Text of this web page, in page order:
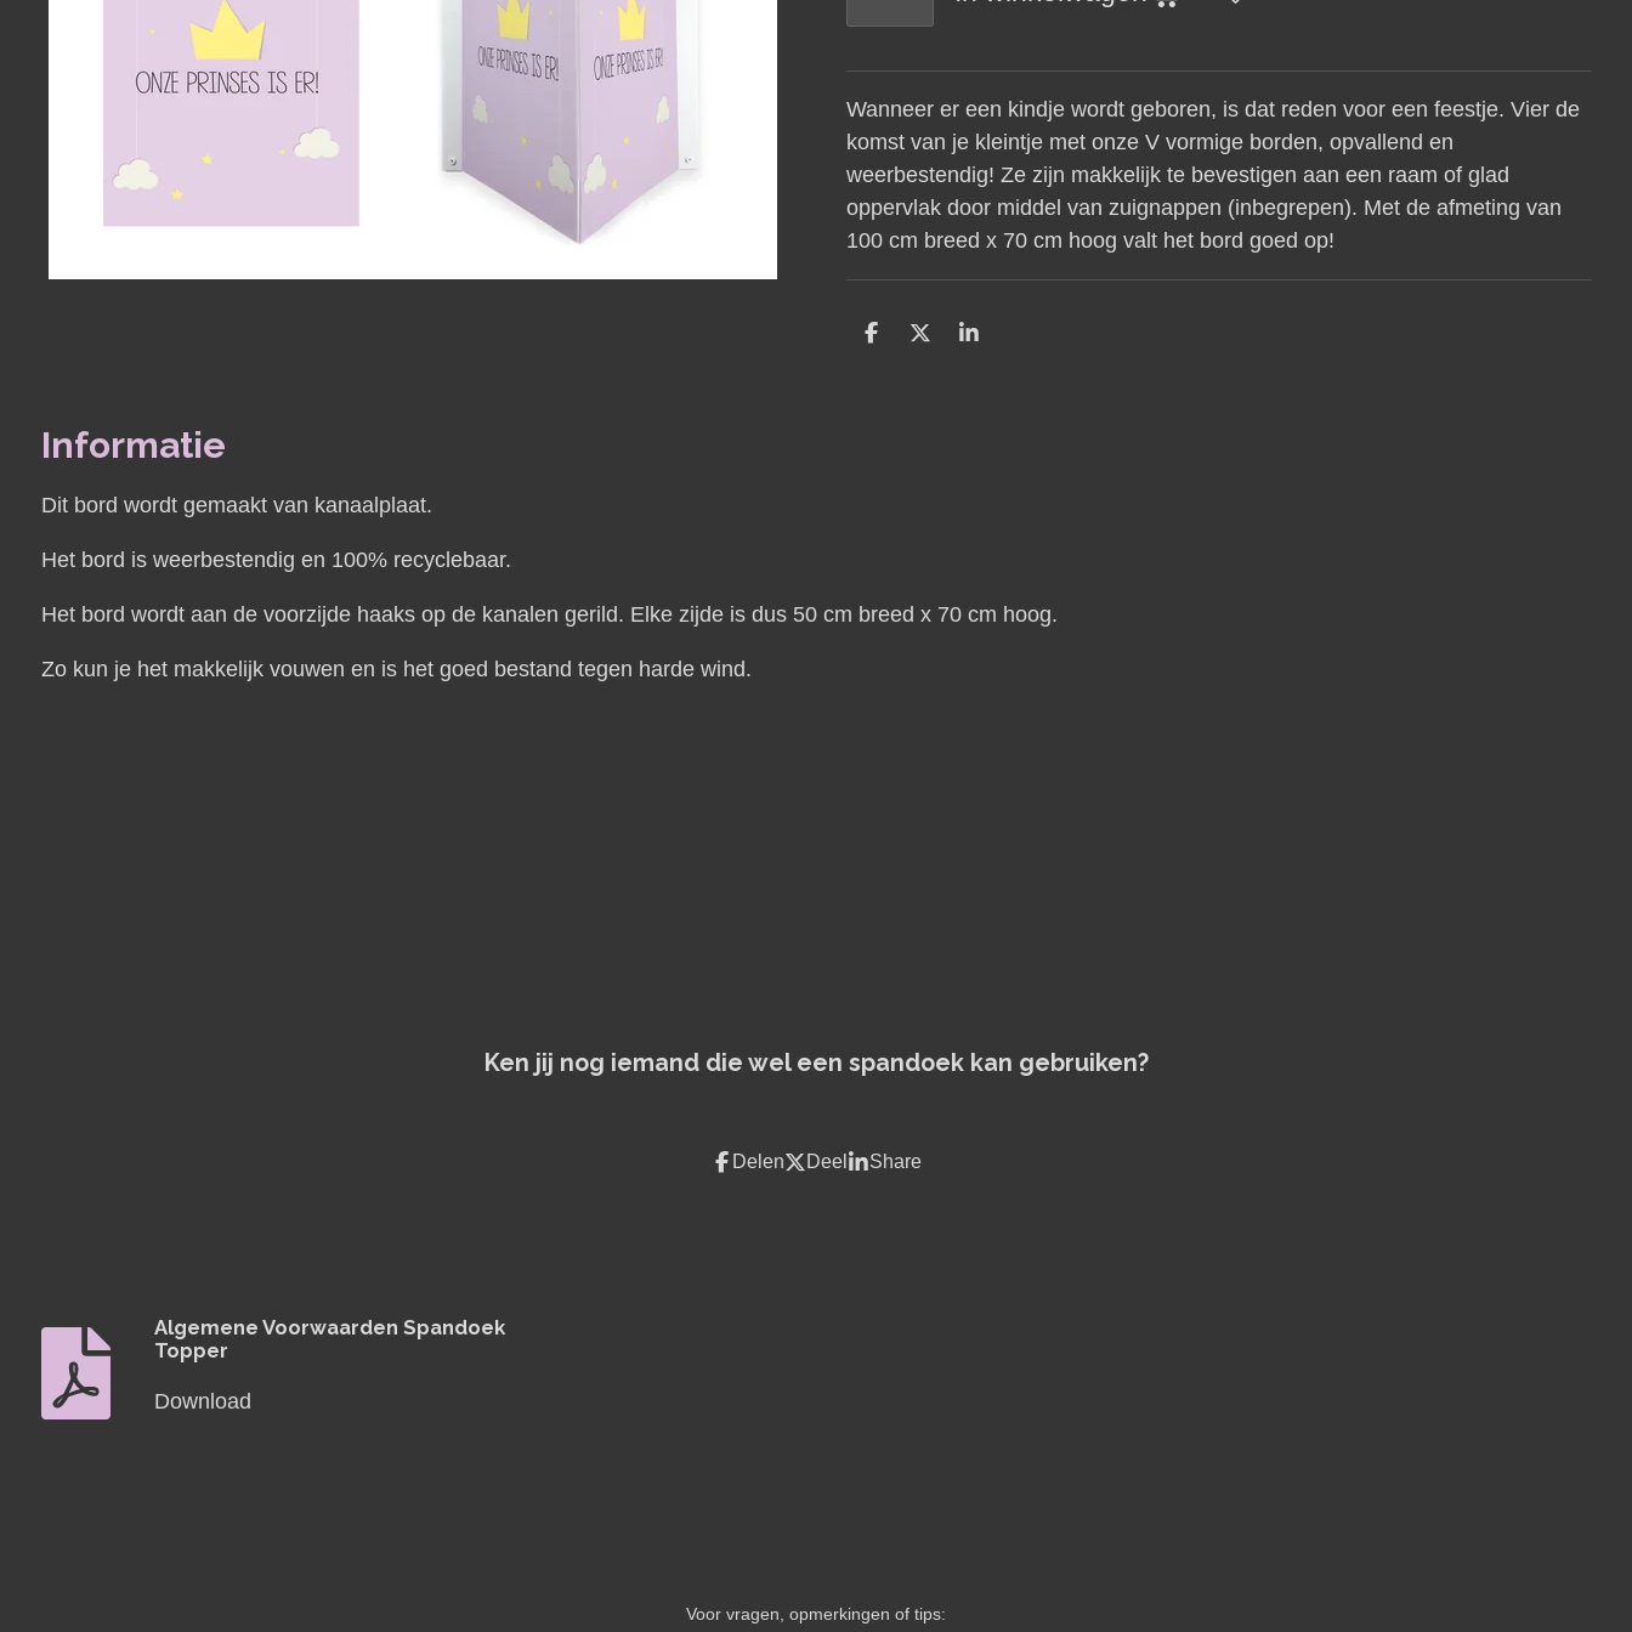
Wanneer er een kindje wordt geboren, is dat reden voor een feestje. Vier de
komst van je kleintje met onze V vormige borden, opvallend en
weerbestendig! Ze zijn makkelijk te bevestigen aan een raam of glad
oppervlak door middel van zuignappen (inbegrepen). Met de afmeting van
100 cm breed x 70 cm hoog valt het bord goed op!
D
D
S
Informatie
Dit bord wordt gemaakt van kanaalplaat.
Het bord is weerbestendig en 100% recyclebaar.
Het bord wordt aan de voorzijde haaks op de kanalen gerild. Elke zijde is dus 50 cm breed x 70 cm hoog.
Zo kun je het makkelijk vouwen en is het goed bestand tegen harde wind.
Ken jij nog iemand die wel een spandoek kan gebruiken?
Delen Deel Share
Algemene Voorwaarden Spandoek
Topper
Download
Voor vragen, opmerkingen of tips: